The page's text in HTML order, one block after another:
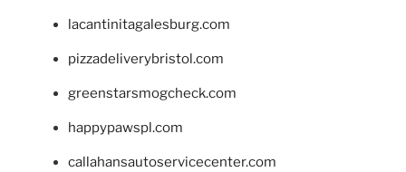
lacantinitagalesburg.com
pizzadeliverybristol.com
greenstarsmogcheck.com
happypawspl.com
callahansautoservicecenter.com